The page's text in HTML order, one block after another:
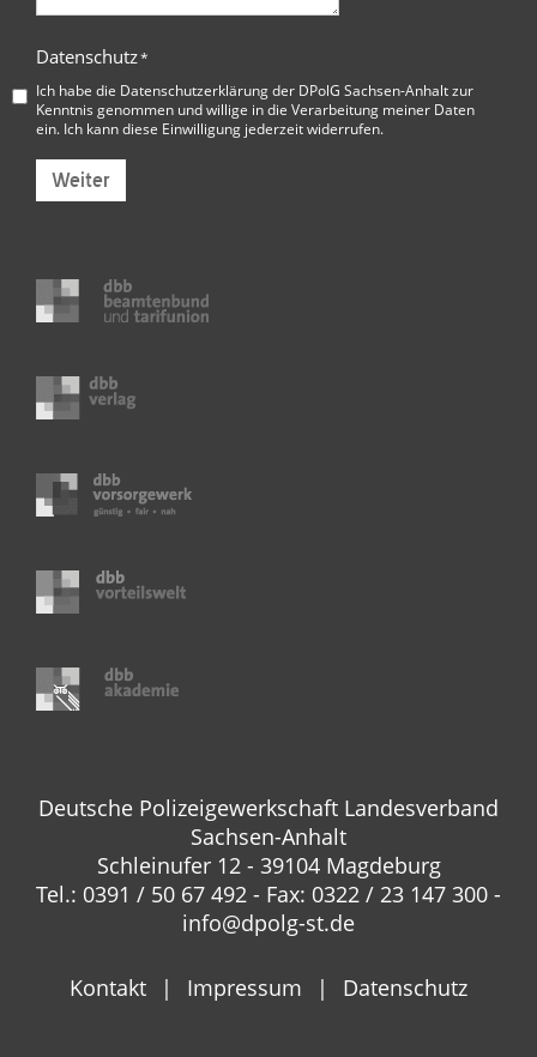
Datenschutz*
Ich habe die Datenschutzerklärung der DPolG Sachsen-Anhaltzur
Kenntnis genommen und willige in die Verarbeitung meiner Daten
ein. Ich kann diese Einwilligung jederzeit widerrufen.
Weiter
Deutsche Polizeigewerkschaft Landesverband
Sachsen-Anhalt
Schleinufer 12 - 39104 Magdeburg
Tel.: 0391 / 50 67 492 - Fax: 0322 / 23 147 300 -
info@dpolg-st.de
Kontakt Impressum Datenschutz